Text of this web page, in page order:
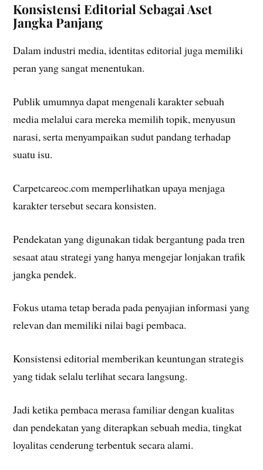
Konsistensi Editorial Sebagai Aset
Jangka Panjang
Dalam industri media, identitas editorial juga memiliki
peran yang sangat menentukan.
Publik umumnya dapat mengenali karakter sebuah
media melalui cara mereka memilih topik, menyusun
narasi, serta menyampaikan sudut pandang terhadap
suatu isu.
Carpetcareoc.com memperlihatkan upaya menjaga
karakter tersebut secara konsisten.
Pendekatan yang digunakan tidak bergantung pada tren
sesaat atau strategi yang hanya mengejar lonjakan trafik
jangka pendek.
Fokus utama tetap berada pada penyajian informasi yang
relevan dan memiliki nilai bagi pembaca.
Konsistensi editorial memberikan keuntungan strategis
yang tidak selalu terlihat secara langsung.
Jadi ketika pembaca merasa familiar dengan kualitas
dan pendekatan yang diterapkan sebuah media, tingkat
loyalitas cenderung terbentuk secara alami.